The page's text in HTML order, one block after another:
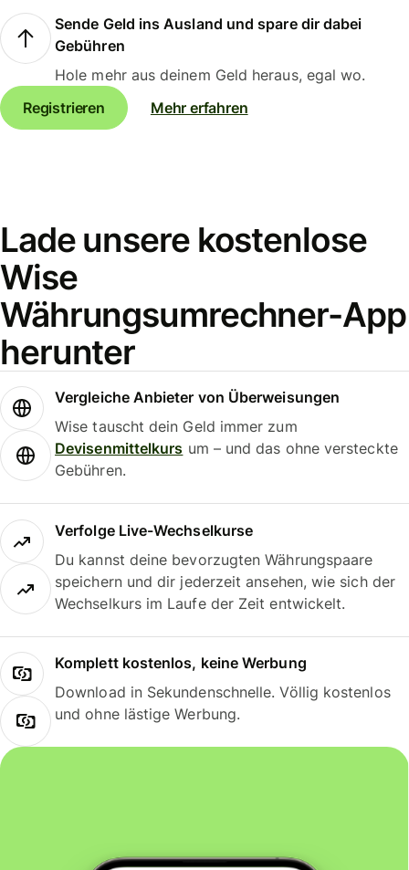
Sende Geld ins Ausland und spare dir dabei
Gebühren
Hole mehr aus deinem Geld heraus, egal wo.
Registrieren
Mehr erfahren
Lade unsere kostenlose
Wise
Währungsumrechner-App
herunter
Vergleiche Anbieter von Überweisungen
Wise tauscht dein Geld immer zum
Devisenmittelkurs um – und das ohne versteckte
Gebühren.
Verfolge Live-Wechselkurse
Du kannst deine bevorzugten Währungspaare
speichern und dir jederzeit ansehen, wie sich der
Wechselkurs im Laufe der Zeit entwickelt.
Komplett kostenlos, keine Werbung
Download in Sekundenschnelle. Völlig kostenlos
und ohne lästige Werbung.